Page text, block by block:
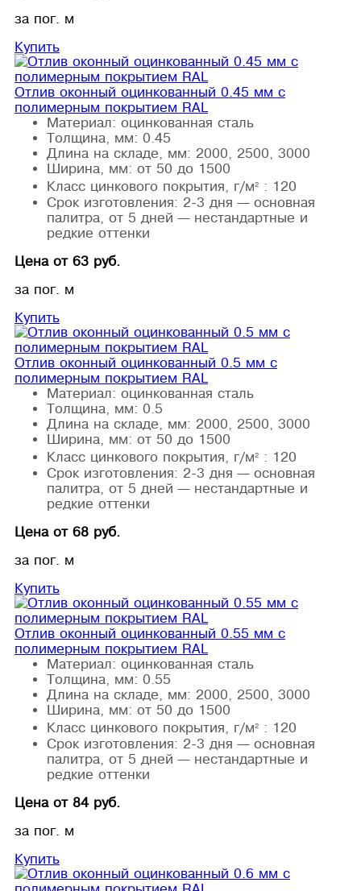
за пог. м
Купить
Отлив оконный оцинкованный 0.45 мм с
полимерным покрытием RAL
Материал: оцинкованная сталь
Толщина, мм: 0.45
Длина на складе, мм: 2000, 2500, 3000
Ширина, мм: от 50 до 1500
Класс цинкового покрытия, г/м² : 120
Срок изготовления: 2-3 дня — основная
палитра, от 5 дней — нестандартные и
редкие оттенки
Цена от 63 руб.
за пог. м
Купить
Отлив оконный оцинкованный 0.5 мм с
полимерным покрытием RAL
Материал: оцинкованная сталь
Толщина, мм: 0.5
Длина на складе, мм: 2000, 2500, 3000
Ширина, мм: от 50 до 1500
Класс цинкового покрытия, г/м² : 120
Срок изготовления: 2-3 дня — основная
палитра, от 5 дней — нестандартные и
редкие оттенки
Цена от 68 руб.
за пог. м
Купить
Отлив оконный оцинкованный 0.55 мм с
полимерным покрытием RAL
Материал: оцинкованная сталь
Толщина, мм: 0.55
Длина на складе, мм: 2000, 2500, 3000
Ширина, мм: от 50 до 1500
Класс цинкового покрытия, г/м² : 120
Срок изготовления: 2-3 дня — основная
палитра, от 5 дней — нестандартные и
редкие оттенки
Цена от 84 руб.
за пог. м
Купить